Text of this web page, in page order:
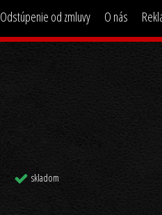
Odstúpenie od zmluvy O nás
skladom